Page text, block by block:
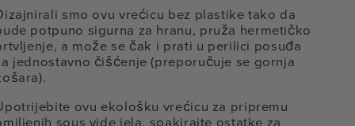
smo ovu vrećicu bez plastike tako da
potpuno sigurna za hranu, pruža hermetičko
a može se čak i prati u perilici posuđa
jednostavno čišćenje (preporučuje se gornja
ovu ekološku vrećicu za pripremu